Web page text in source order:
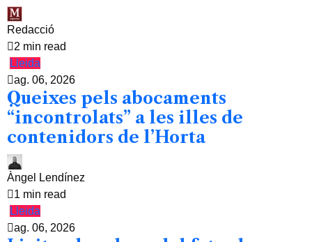
Redacció
2 min read
Lleida
ag. 06, 2026
Queixes pels abocaments
“incontrolats” a les illes de
contenidors de l’Horta
Àngel Lendínez
1 min read
Lleida
ag. 06, 2026